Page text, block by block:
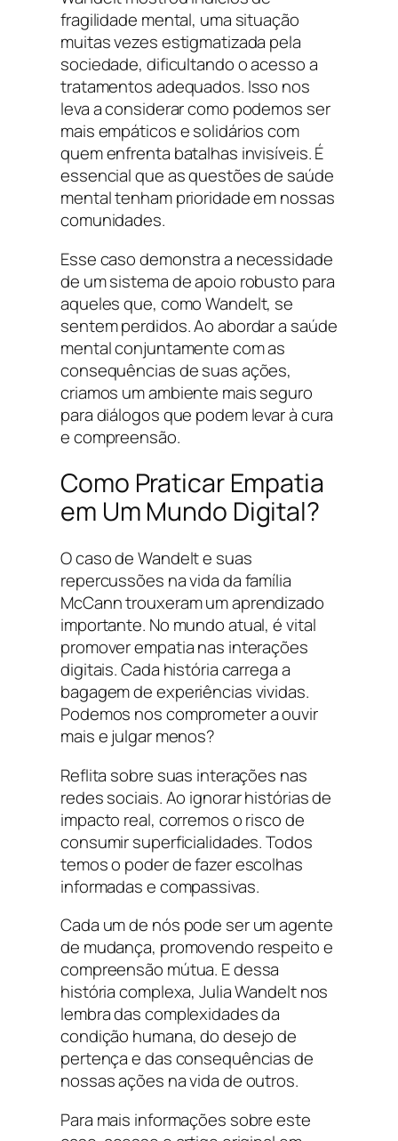
fragilidade mental, uma situação
muitas vezes estigmatizada pela
sociedade, dificultando o acesso a
tratamentos adequados. Isso nos
leva a considerar como podemos ser
mais empáticos e solidários com
quem enfrenta batalhas invisíveis. É
essencial que as questões de saúde
mental tenham prioridade em nossas
comunidades.
Esse caso demonstra a necessidade
de um sistema de apoio robusto para
aqueles que, como Wandelt, se
sentem perdidos. Ao abordar a saúde
mental conjuntamente com as
consequências de suas ações,
criamos um ambiente mais seguro
para diálogos que podem levar à cura
e compreensão.
Como Praticar Empatia
em Um Mundo Digital?
O caso de Wandelt e suas
repercussões na vida da família
McCann trouxeram um aprendizado
importante. No mundo atual, é vital
promover empatia nas interações
digitais. Cada história carrega a
bagagem de experiências vividas.
Podemos nos comprometer a ouvir
mais e julgar menos?
Reflita sobre suas interações nas
redes sociais. Ao ignorar histórias de
impacto real, corremos o risco de
consumir superficialidades. Todos
temos o poder de fazer escolhas
informadas e compassivas.
Cada um de nós pode ser um agente
de mudança, promovendo respeito e
compreensão mútua. E dessa
história complexa, Julia Wandelt nos
lembra das complexidades da
condição humana, do desejo de
pertença e das consequências de
nossas ações na vida de outros.
Para mais informações sobre este